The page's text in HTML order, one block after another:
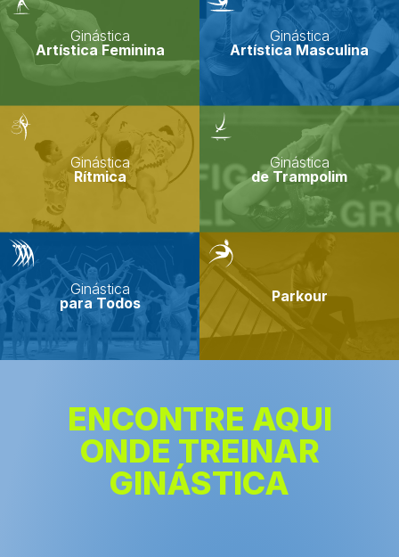
Ginástica
Artística Feminina
Ginástica
Artística Masculina
Ginástica
Rítmica
Ginástica
de Trampolim
Ginástica
para Todos
Parkour
ENCONTRE AQUI
ONDE TREINAR
GINÁSTICA